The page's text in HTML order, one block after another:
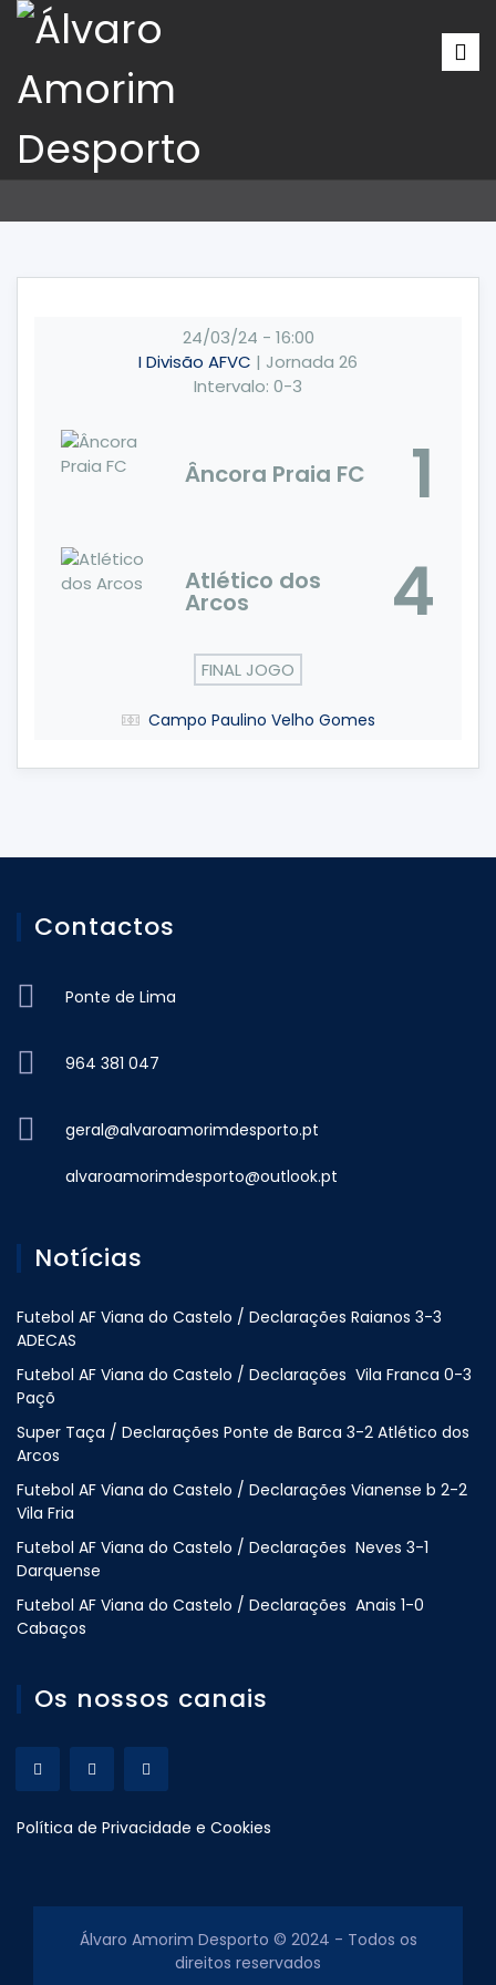
24/03/24 - 16:00
I Divisão AFVC | Jornada 26
Intervalo: 0-3
Âncora Praia FC 1
Atlético dos
Arcos 4
FINAL JOGO
Campo Paulino Velho Gomes
Contactos
Ponte de Lima
964 381 047
geral@alvaroamorimdesporto.pt
alvaroamorimdesporto@outlook.pt
Notícias
Futebol AF Viana do Castelo / Declarações Raianos 3-3
ADECAS
Futebol AF Viana do Castelo / Declarações Vila Franca 0-3
Paçõ
Super Taça / Declarações Ponte de Barca 3-2 Atlético dos
Arcos
Futebol AF Viana do Castelo / Declarações Vianense b 2-2
Vila Fria
Futebol AF Viana do Castelo / Declarações Neves 3-1
Darquense
Futebol AF Viana do Castelo / Declarações Anais 1-0
Cabaços
Os nossos canais
Política de Privacidade e Cookies
Álvaro Amorim Desporto © 2024 - Todos os
direitos reservados